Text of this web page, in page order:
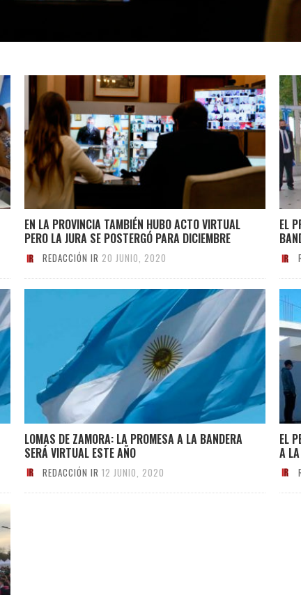
EN LA PROVINCIA TAMBIÉN HUBO ACTO VIRTUAL
PERO LA JURA SE POSTERGÓ PARA DICIEMBRE
REDACCIÓN IR 20 JUNIO, 2020
EL
LOMAS DE ZAMORA: LA PROMESA A LA BANDERA
SERÁ VIRTUAL ESTE AÑO
REDACCIÓN IR 12 JUNIO, 2020
EL
A